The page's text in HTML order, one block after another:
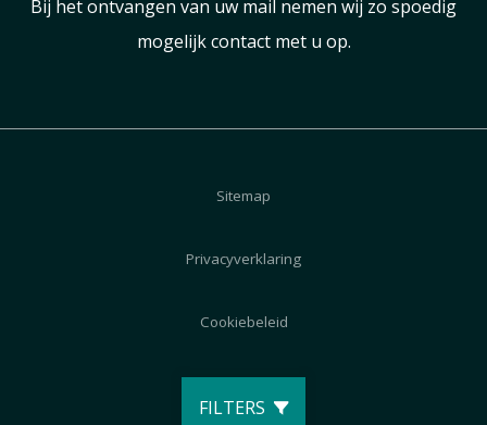
FILTERS
Bij het ontvangen van uw mail nemen wij zo spoedig
mogelijk contact met u op.
Sitemap
Privacyverklaring
Cookiebeleid